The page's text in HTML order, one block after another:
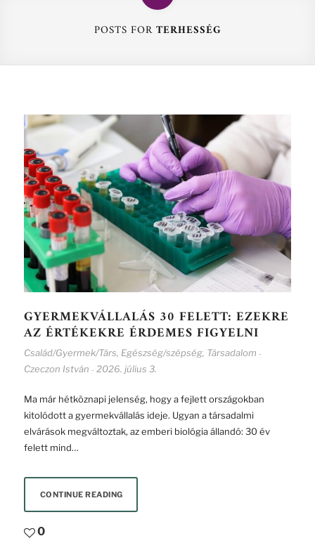
POSTS FORTERHESSÉG
GYERMEKVÁLLALÁS 30 FELETT: EZEKRE
AZ ÉRTÉKEKRE ÉRDEMES FIGYELNI
Család/Gyermek/Társ, Egészség/szépség, Társadalom -
Czeczon István - 2026. július 3.
Ma már hétköznapi jelenség, hogy a fejlett országokban
kitolódott a gyermekvállalás ideje. Ugyan a társadalmi
elvárások megváltoztak, az emberi biológia állandó: 30 év
felett mind…
CONTINUE READING
0